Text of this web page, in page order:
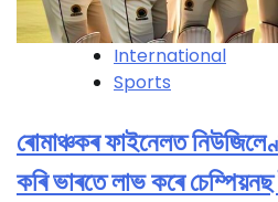
International
Sports
ৰোমাঞ্চকৰ ফাইনেলত
কৰি ভাৰতে লাভ কৰে